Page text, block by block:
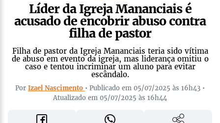
Líder da Igreja Mananciais é
acusado de encobrir abuso contra
filha de pastor
Filha de pastor da Igreja Mananciais teria sido vítima
de abuso em evento da igreja, mas liderança omitiu o
caso e tentou incriminar um aluno para evitar
escândalo.
Por Izael Nascimento • Publicado em 05/07/2025 às 16h43 •
Atualizado em 05/07/2025 às 16h44